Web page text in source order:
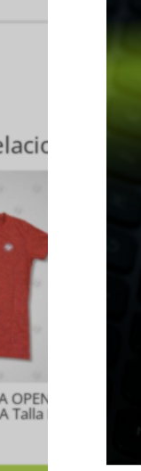
OPEN
Talla M